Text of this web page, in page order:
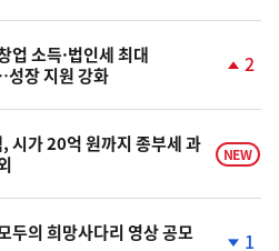
업 소득·법인세 최대
장 지원 강화
계
승
2
시가 20억 원까지 종부세 과
NEW
두의 희망사다리 영상 공모
1